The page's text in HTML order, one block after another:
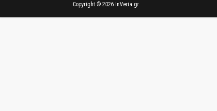
Copyright © 2026 InVeria.gr